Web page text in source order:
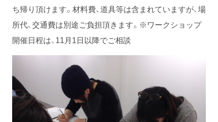
ち帰り頂けます。材料費、道具等は含まれていますが、場
所代、交通費は別途ご負担頂きます。※ワークショップ
開催日程は、11月1日以降でご相談